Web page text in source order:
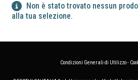
Non è stato trovato nessun
alla tua selezione.
Condizioni Generali di Utilizzo-